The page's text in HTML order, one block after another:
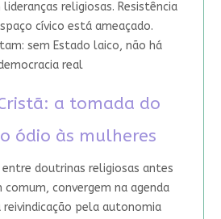
religiosas. Resistência
cívico está ameaçado.
sem Estado laico, não há
real
a tomada do
ódio às mulheres
entre doutrinas religiosas antes
comum, convergem na agenda
reivindicação pela autonomia